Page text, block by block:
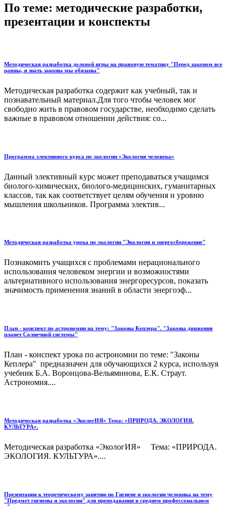
По теме: методические разработки,
презентации и конспекты
Методическая разработка деловой игры на правовую тематику "Перед законом все
равны, и знать законы мы обязаны"
Методическая разработка содержит как учебный, так и
познавательный материал.Для того чтобы человек мог
свободно жить в правовом государстве, необходимо сделать
важные в правовом отношении действия: со...
Программа элективного курса по экологии «Экология человека»
Данный элективный курс может преподаваться учащимся
биолого-химических, биолого-медицинских, гуманитарных
классов, так как соответствует целям обучения и уровню
мышления школьников. Программа электив...
Методическая разработка урока по экологии "Экология и энергосбережение"
Познакомить учащихся с проблемами нерационального
использования человеком энергии и возможностями
альтернативного использования энергоресурсов, показать
значимость применения знаний в области энергоэф...
План - конспект по астрономии на тему: "Законы Кеплера". "Законы движения
планет Солнечной системы"
План - конспект урока по астрономии по теме: "Законы
Кеплера" предназначен для обучающихся 2 курса, используя
учебник Б.А. Воронцова-Вельяминова, Е.К. Страут.
Астрономия....
Методическая разработка «ЭкологИЯ» Тема: «ПРИРОДА. ЭКОЛОГИЯ.
КУЛЬТУРА».
Методическая разработка «ЭкологИЯ» Тема: «ПРИРОДА.
ЭКОЛОГИЯ. КУЛЬТУРА»....
Презентация к теоретическому занятию по Гигиене и экологии человнка на тему
"Предмет гигиены и экологии" для преподавания в среднем профессональном